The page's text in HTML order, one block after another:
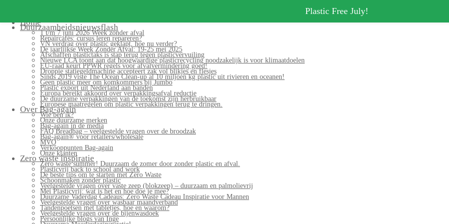
Home
Duurzaamheidsnieuwsflash
1 t/m 7 juni 2026 Week zonder afval
Repaircafés: cursus leren repareren?
VN verdrag over plastic geklapt, hoe nu verder?
De jaarlijkse Week Zonder Afval: 19-25 mei 2025
Afschaffen plastictaks is stap terug tegen plasticvervuiling
Nieuwe LCA toont aan dat hoogwaardige plasticrecycling noodzakelijk is voor klimaatdoelen
EU-raad keurt PPWR regels voor afvalvermindering goed!
Droppie statiegeldmachine accepteert zak vol blikjes en flesjes
Sinds 2019 viste The Ocean Clean-up al 10 miljoen kg plastic uit rivieren en oceanen!
Geen plastic meer om komkommers bij Jumbo
Plastic export uit Nederland aan banden
Europa bereikt akkoord over verpakkingsafval reductie
De duurzame verpakkingen van de toekomst zijn herbruikbaar
Europese maatregelen om plastic verpakkingen terug te dringen.
Over Bag-again
Wie ben ik?
Onze duurzame merken
Bag-again in de media
FAQ Breadbag – veelgestelde vragen over de broodzak
Bag-again® voor retailers/wholesale
MVO
Verkooppunten Bag-again
Onze klanten
Zero waste inspiratie
Zero waste summer! Duurzaam de zomer door zonder plastic en afval.
Plasticvrij back to school and work
De beste tips om te starten met Zero Waste
Schoonmaken zonder plastic
Veelgestelde vragen over vaste zeep (blokzeep) – duurzaam en palmolievrij
Mei Plasticvrij: wat is het en hoe doe je mee?
Duurzame Vaderdag Cadeaus: Zero Waste Cadeau Inspiratie voor Mannen
Veelgestelde vragen over wasbaar maandverband
Tandenpoetsen met tabletjes, hoe en waarom?
Veelgestelde vragen over de bijenwasdoek
Persoonlijke blogs van Inge
Plastic Free July!